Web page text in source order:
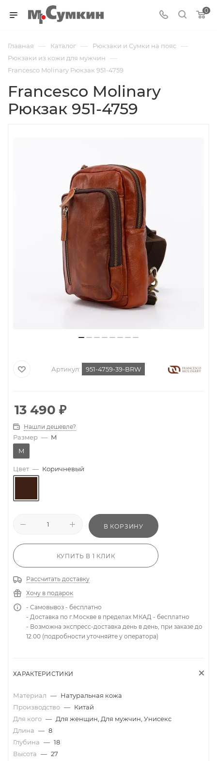
0
Главная — Каталог — Рюкзаки и Сумки на пояс —
Рюкзаки из кожи для мужчин —
Francesco Molinary Рюкзак 951-4759
Francesco Molinary
Рюкзак 951-4759
Артикул: 951-4759-39-BRW
13 490 ₽
Нашли дешевле?
Размер — M
M
Цвет — Коричневый
В КОРЗИНУ
КУПИТЬ В 1 КЛИК
Рассчитать доставку
Хочу в подарок
- Самовывоз - бесплатно
- Доставка по г.Москве в пределах МКАД - бесплатно
- Возможна экспресс-доставка день в день, при заказе до
12.00 (подробности уточняйте у оператора)
ХАРАКТЕРИСТИКИ
Материал — Натуральная кожа
Производство — Китай
Для кого — Для женщин, Для мужчин, Унисекс
Длина — 8
Глубина — 18
Высота — 27